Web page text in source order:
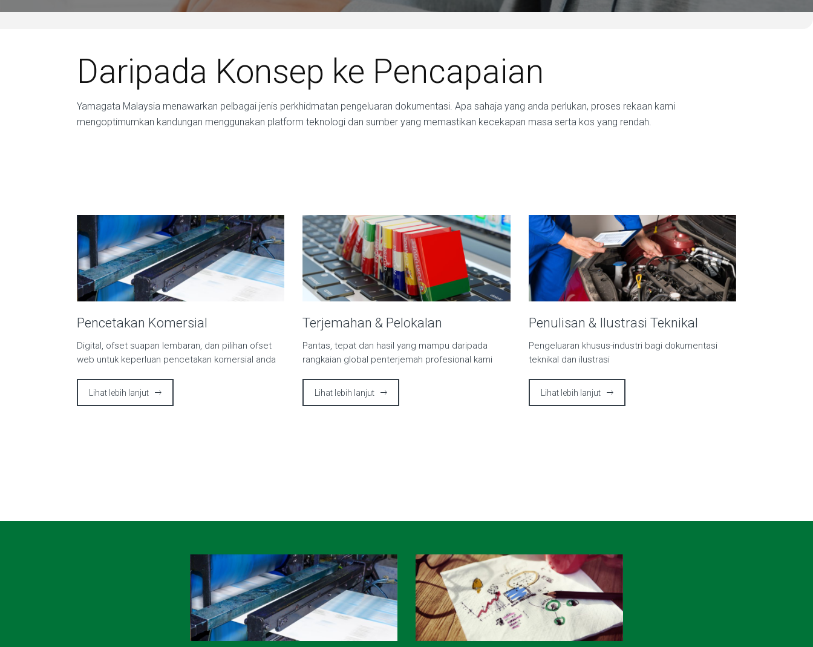
Daripada Konsep ke Pencapaian
Yamagata Malaysia menawarkan pelbagai jenis perkhidmatan pengeluaran dokumentasi. Apa sahaja yang anda perlukan, proses rekaan kami
mengoptimumkan kandungan menggunakan platform teknologi dan sumber yang memastikan kecekapan masa serta kos yang rendah.
Pencetakan Komersial
Digital, ofset suapan lembaran, dan pilihan ofset
web untuk keperluan pencetakan komersial anda
Lihat lebih lanjut
Terjemahan & Pelokalan
Pantas, tepat dan hasil yang mampu daripada
rangkaian global penterjemah profesional kami
Lihat lebih lanjut
Penulisan & Ilustrasi Teknikal
Pengeluaran khusus-industri bagi dokumentasi
teknikal dan ilustrasi
Lihat lebih lanjut